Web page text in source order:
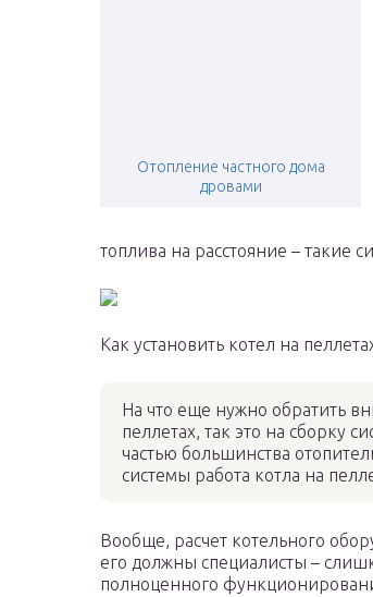
Отопление частного дома
дровами
топлива на расстояние – такие
Как установить котел на
На что еще нужно обратить
пеллетах, так это на сборку
частью большинства
системы работа котла на
Вообще, расчет котельного
его должны специалисты –
полноценного